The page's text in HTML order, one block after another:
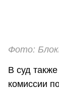
Фото:
В суд
комиссии